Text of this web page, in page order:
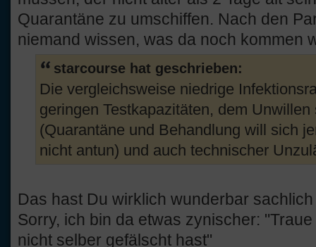
Quarantäne zu umschiffen. Nach den
niemand wissen, was da noch kommen
starcourse hat geschrieben:
Die vergleichsweise niedrige
geringen Testkapazitäten, dem
(Quarantäne und Behandlung will sich
nicht antun) und auch technischer
Das hast Du wirklich wunderbar
Sorry, ich bin da etwas zynischer:
nicht selber gefälscht hast"